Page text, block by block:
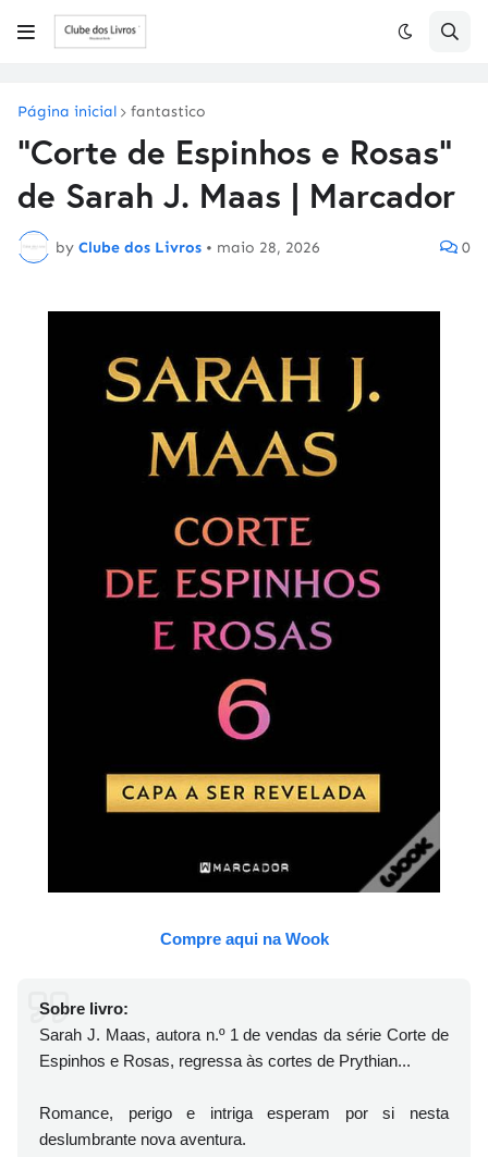
Página inicial fantastico
"Corte de Espinhos e Rosas"
de Sarah J. Maas | Marcador
by Clube dos Livros • maio 28, 2026 0
Compre aqui na Wook
Sobre livro:
Sarah J. Maas, autora n.º 1 de vendas da série Corte de
Espinhos e Rosas, regressa às cortes de Prythian...
Romance, perigo e intriga esperam por si nesta
deslumbrante nova aventura.